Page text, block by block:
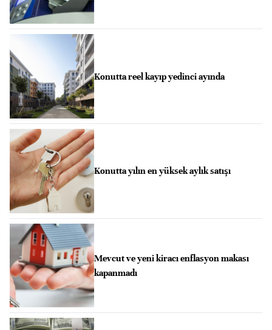
Konutta reel kayıp yedinci ayında
Konutta yılın en yüksek aylık satışı
Mevcut ve yeni kiracı enflasyon makası
kapanmadı